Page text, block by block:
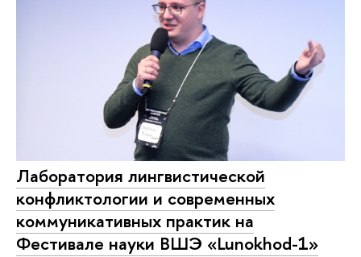
Лаборатория лингвистической
конфликтологии и современных
коммуникативных практик на
Фестивале науки ВШЭ «Lunokhod-1»